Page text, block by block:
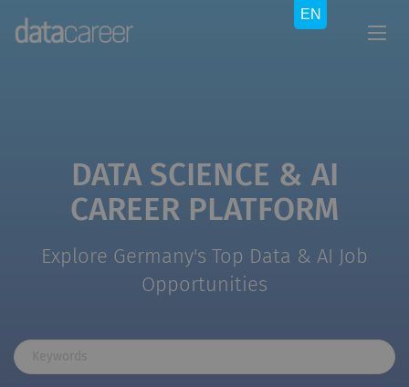
DATA SCIENCE & AI
CAREER PLATFORM
Explore Germany's Top Data & AI Job
Opportunities
Keywords